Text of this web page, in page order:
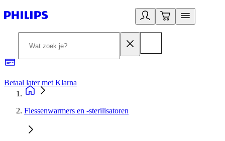
Betaal later met Klarna
Flessenwarmers en -sterilisatoren